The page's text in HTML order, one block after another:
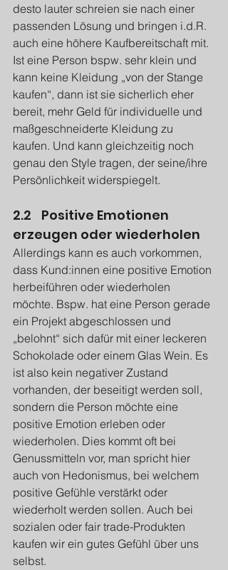
desto lauter schreien sie nach einer
passenden Lösung und bringen i.d.R.
auch eine höhere Kaufbereitschaft mit.
Ist eine Person bspw. sehr klein und
kann keine Kleidung „von der Stange
kaufen“, dann ist sie sicherlich eher
bereit, mehr Geld für individuelle und
maßgeschneiderte Kleidung zu
kaufen. Und kann gleichzeitig noch
genau den Style tragen, der seine/ihre
Persönlichkeit widerspiegelt.
2.2 	Positive Emotionen
erzeugen oder wiederholen
Allerdings kann es auch vorkommen,
dass Kund:innen eine positive Emotion
herbeiführen oder wiederholen
möchte. Bspw. hat eine Person gerade
ein Projekt abgeschlossen und
„belohnt“ sich dafür mit einer leckeren
Schokolade oder einem Glas Wein. Es
ist also kein negativer Zustand
vorhanden, der beseitigt werden soll,
sondern die Person möchte eine
positive Emotion erleben oder
wiederholen. Dies kommt oft bei
Genussmitteln vor, man spricht hier
auch von Hedonismus, bei welchem
positive Gefühle verstärkt oder
wiederholt werden sollen. Auch bei
sozialen oder fair trade-Produkten
kaufen wir ein gutes Gefühl über uns
selbst.